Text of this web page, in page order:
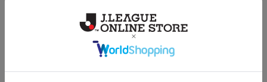
カターレ富山 ピカチュ
ウ タオルマフラー
2,500円